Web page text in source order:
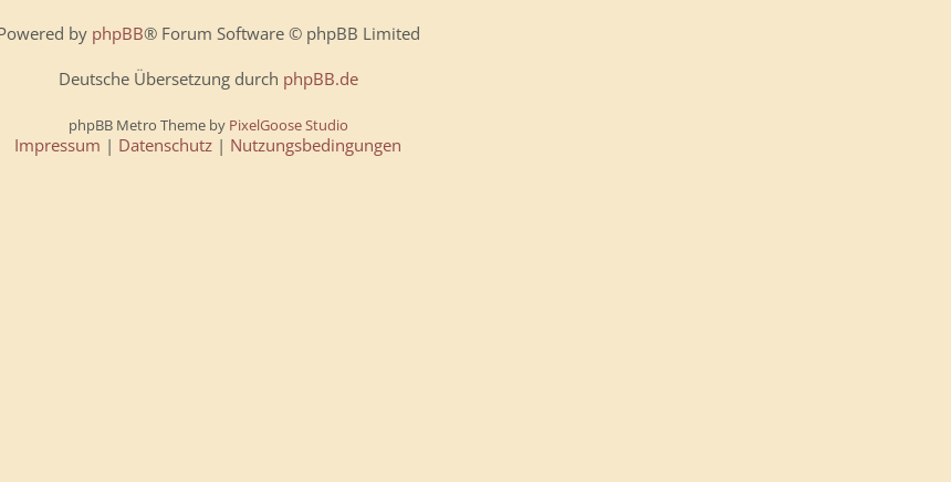
by phpBB® Forum Software © phpBB Limited
Deutsche Übersetzung durch phpBB.de
phpBB Metro Theme by PixelGoose Studio
Impressum | Datenschutz | Nutzungsbedingungen